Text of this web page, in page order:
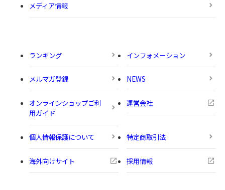
メディア情報
ランキング インフォメーション
メルマガ登録 NEWS
オンラインショップご利
用ガイド
運営会社
個人情報保護について 特定商取引法
海外向けサイト 採用情報